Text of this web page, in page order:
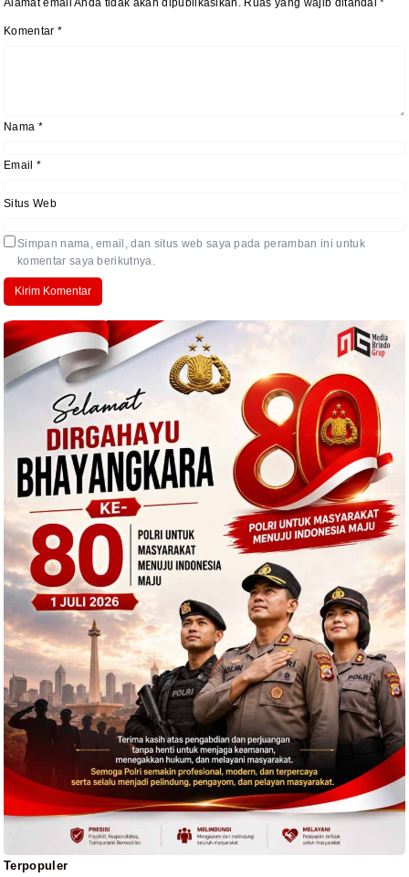
Komentar *
Nama *
Email *
Situs Web
Simpan nama, email, dan situs web saya pada peramban ini untuk
komentar saya berikutnya.
Terpopuler